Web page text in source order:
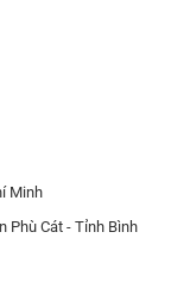
Minh
Phù Cát - Tỉnh Bình